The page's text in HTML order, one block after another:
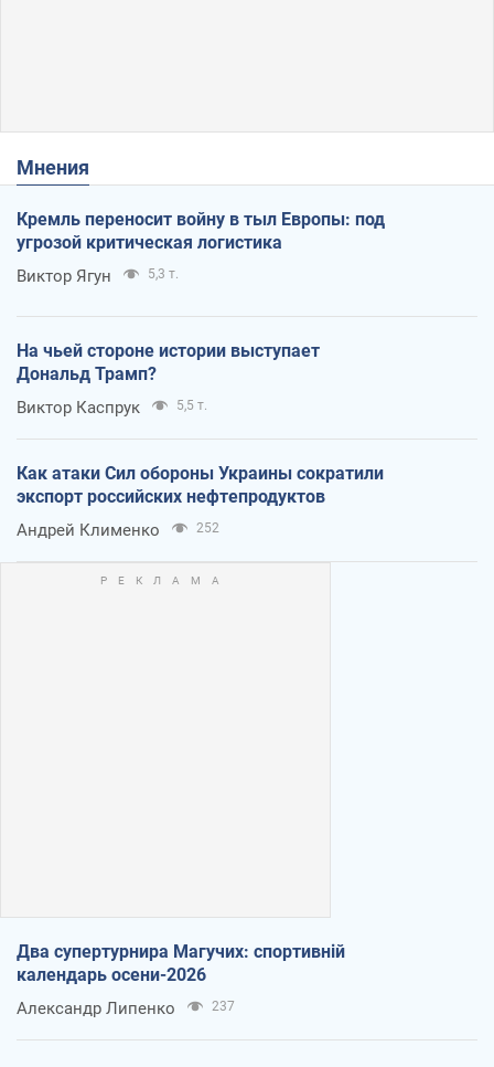
Мнения
Кремль переносит войну в тыл Европы: под
угрозой критическая логистика
Виктор Ягун 5,3 т.
На чьей стороне истории выступает
Дональд Трамп?
Виктор Каспрук 5,5 т.
Как атаки Сил обороны Украины сократили
экспорт российских нефтепродуктов
Андрей Клименко 252
Два супертурнира Магучих: спортивній
календарь осени-2026
Александр Липенко 237